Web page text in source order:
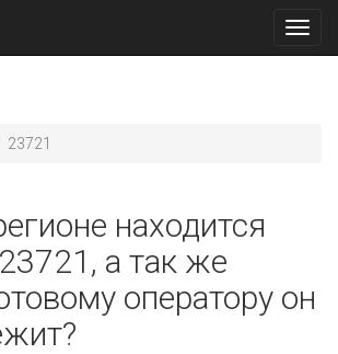
23721
находится
а так же
оператору он